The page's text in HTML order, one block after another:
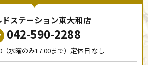
ドステーション東大和店
042-590-2288
（水曜のみ17:00まで）定休日 なし